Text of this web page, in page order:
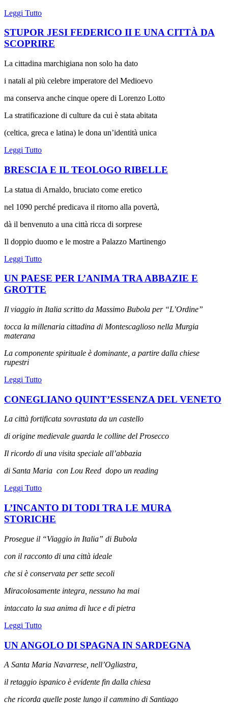
Leggi Tutto
STUPOR JESI FEDERICO II E UNA CITTÀ DA
SCOPRIRE
La cittadina marchigiana non solo ha dato
i natali al più celebre imperatore del Medioevo
ma conserva anche cinque opere di Lorenzo Lotto
La stratificazione di culture da cui è stata abitata
(celtica, greca e latina) le dona un’identità unica
Leggi Tutto
BRESCIA E IL TEOLOGO RIBELLE
La statua di Arnaldo, bruciato come eretico
nel 1090 perché predicava il ritorno alla povertà,
dà il benvenuto a una città ricca di sorprese
Il doppio duomo e le mostre a Palazzo Martinengo
Leggi Tutto
UN PAESE PER L’ANIMA TRA ABBAZIE E
GROTTE
Il viaggio in Italia scritto da Massimo Bubola per “L’Ordine”
tocca la millenaria cittadina di Montescaglioso nella Murgia
materana
La componente spirituale è dominante, a partire dalla chiese
rupestri
Leggi Tutto
CONEGLIANO QUINT’ESSENZA DEL VENETO
La città fortificata sovrastata da un castello
di origine medievale guarda le colline del Prosecco
Il ricordo di una visita speciale all’abbazia
di Santa Maria con Lou Reed dopo un reading
Leggi Tutto
L’INCANTO DI TODI TRA LE MURA
STORICHE
Prosegue il “Viaggio in Italia” di Bubola
con il racconto di una città ideale
che si è conservata per sette secoli
Miracolosamente integra, nessuno ha mai
intaccato la sua anima di luce e di pietra
Leggi Tutto
UN ANGOLO DI SPAGNA IN SARDEGNA
A Santa Maria Navarrese, nell’Ogliastra,
il retaggio ispanico è evidente fin dalla chiesa
che ricorda quelle poste lungo il cammino di Santiago